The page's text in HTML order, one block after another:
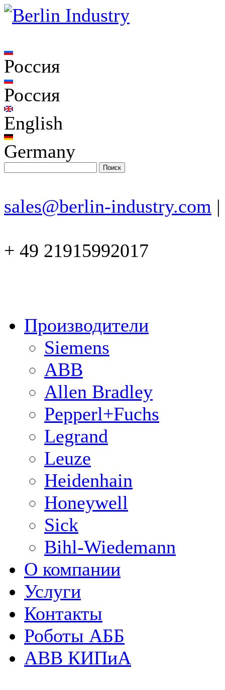
Россия
Россия
English
Germany
sales@berlin-industry.com |
+ 49 21915992017
Производители
Siemens
ABB
Allen Bradley
Pepperl+Fuchs
Legrand
Leuze
Heidenhain
Honeywell
Sick
Bihl-Wiedemann
О компании
Услуги
Контакты
Роботы АББ
ABB КИПиА